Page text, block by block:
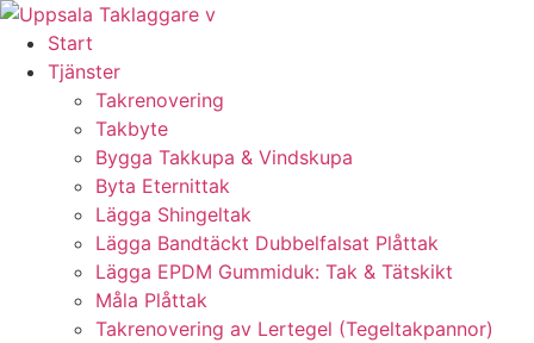
Skip
content
Start
Tjänster
Takrenovering
Takbyte
Bygga Takkupa & Vindskupa
Byta Eternittak
Lägga Shingeltak
Lägga Bandtäckt Dubbelfalsat Plåttak
Lägga EPDM Gummiduk: Tak & Tätskikt
Måla Plåttak
Takrenovering av Lertegel (Tegeltakpannor)